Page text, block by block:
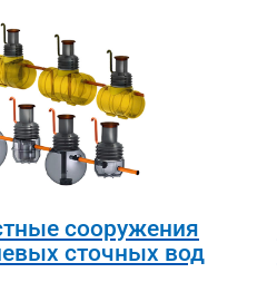
сооружения
сточных вод